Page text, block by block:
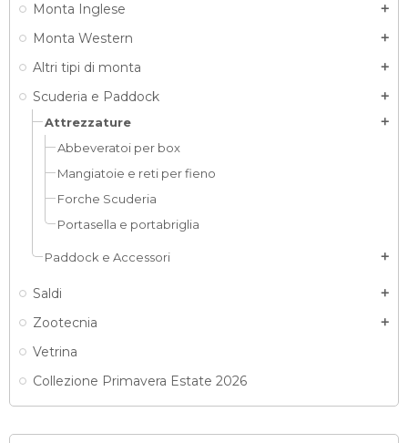
Monta Inglese add
Monta Western add
Altri tipi di monta add
Scuderia e Paddock add
Attrezzature add
Abbeveratoi per box
Mangiatoie e reti per fieno
Forche Scuderia
Portasella e portabriglia
Paddock e Accessori add
Saldi add
Zootecnia add
Vetrina
Collezione Primavera Estate 2026